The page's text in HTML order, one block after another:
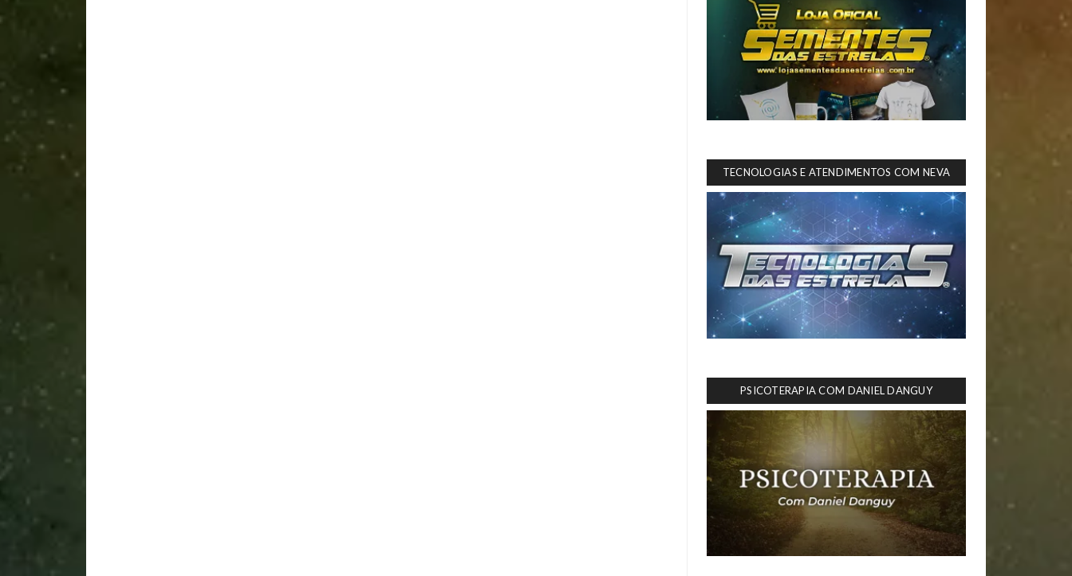
TECNOLOGIAS E ATENDIMENTOS COM NEVA
PSICOTERAPIA COM DANIEL DANGUY